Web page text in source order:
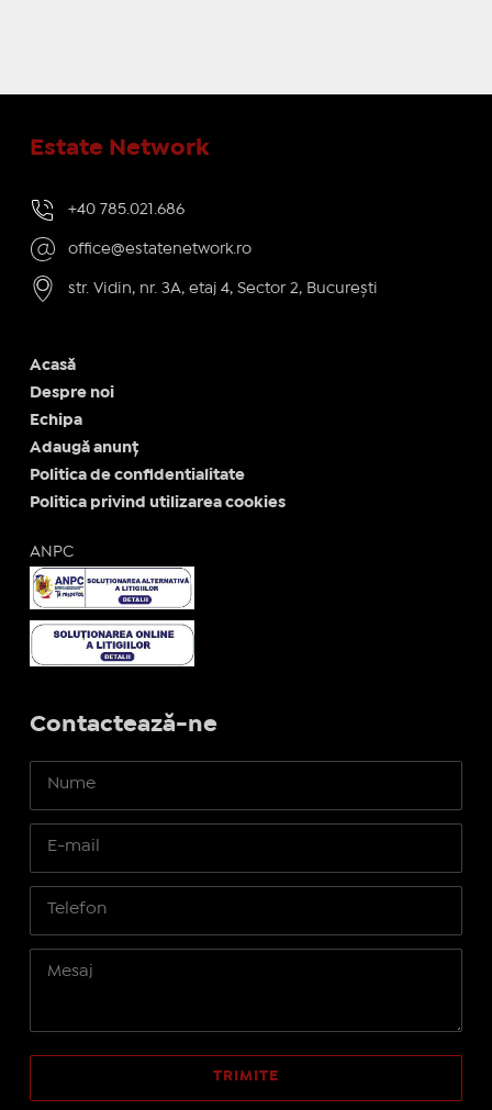
Estate Network
+40 785.021.686
office@estatenetwork.ro
str. Vidin, nr. 3A, etaj 4, Sector 2, București
Acasă
Despre noi
Echipa
Adaugă anunț
Politica de confidentialitate
Politica privind utilizarea cookies
ANPC
Contactează-ne